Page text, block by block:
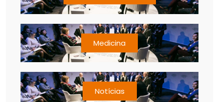
Medicina
Notícias